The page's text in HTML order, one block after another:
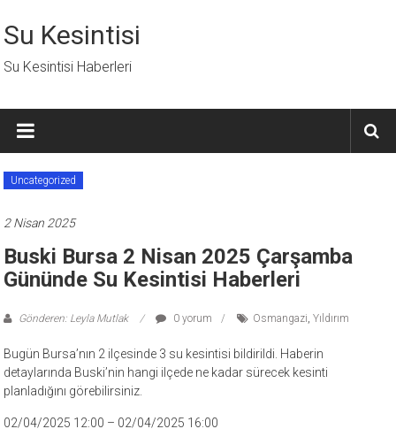
geç
Su Kesintisi
Su Kesintisi Haberleri
Uncategorized
2 Nisan 2025
Buski Bursa 2 Nisan 2025 Çarşamba
Gününde Su Kesintisi Haberleri
Gönderen: Leyla Mutlak 0 yorum Osmangazi,Yıldırım
Bugün Bursa’nın 2 ilçesinde 3 su kesintisi bildirildi. Haberin
detaylarında Buski’nin hangi ilçede ne kadar sürecek kesinti
planladığını görebilirsiniz.
02/04/2025 12:00 – 02/04/2025 16:00